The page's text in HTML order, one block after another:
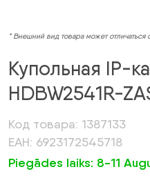
* Внешний вид товара может отличаться
Купольная IP-
HDBW2541R-
Код товара: 1387133
ЕАН: 6923172545718
Piegādes laiks: 8-11